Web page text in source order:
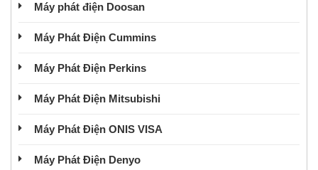
Máy phát điện Doosan
Máy Phát Điện Cummins
Máy Phát Điện Perkins
Máy Phát Điện Mitsubishi
Máy Phát Điện ONIS VISA
Máy Phát Điện Denyo